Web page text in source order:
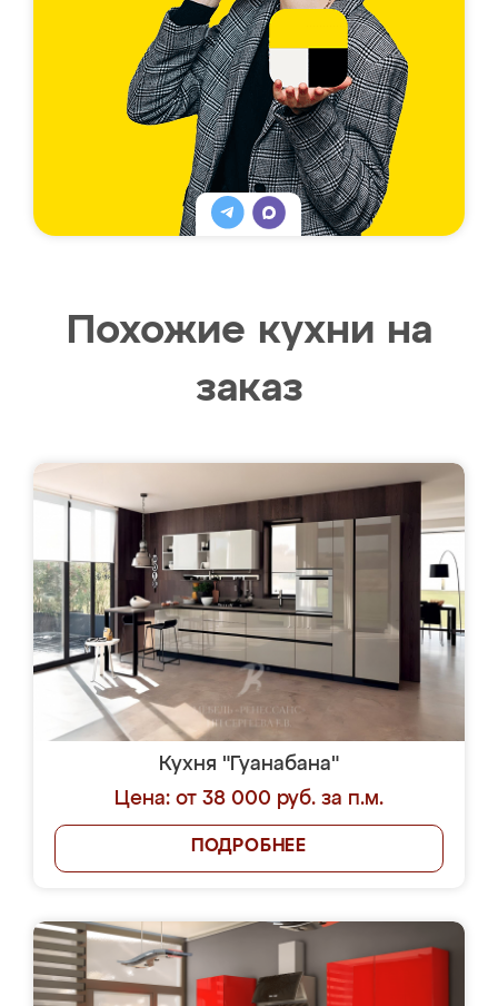
Похожие кухни на
заказ
Кухня "Гуанабана"
Цена: от 38 000 руб. за п.м.
ПОДРОБНЕЕ